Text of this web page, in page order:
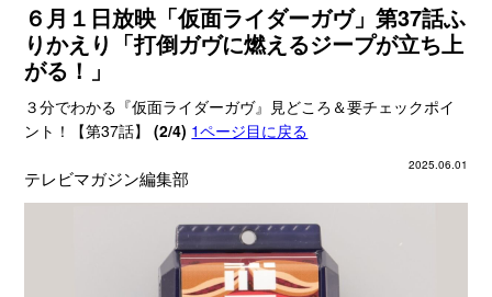
６月１日放映「仮面ライダーガヴ」第37話ふ
りかえり「打倒ガヴに燃えるジープが立ち上
がる！」
３分でわかる『仮面ライダーガヴ』見どころ＆要チェックポイ
ント！【第37話】(2/4) 1ページ目に戻る
2025.06.01
テレビマガジン編集部